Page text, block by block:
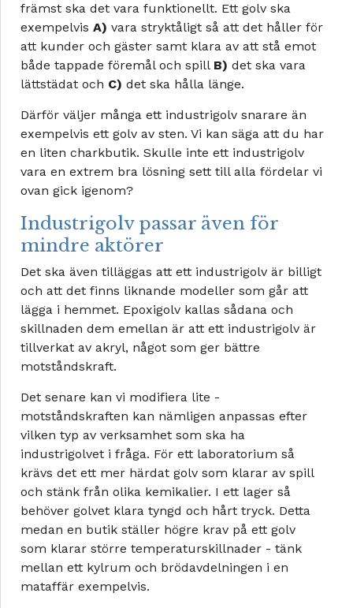
främst ska det vara funktionellt. Ett golv ska
exempelvis A) vara stryktåligt så att det håller för
att kunder och gäster samt klara av att stå emot
både tappade föremål och spill B) det ska vara
lättstädat och C) det ska hålla länge.
Därför väljer många ett industrigolv snarare än
exempelvis ett golv av sten. Vi kan säga att du har
en liten charkbutik. Skulle inte ett industrigolv
vara en extrem bra lösning sett till alla fördelar vi
ovan gick igenom?
Industrigolv passar även för
mindre aktörer
Det ska även tilläggas att ett industrigolv är billigt
och att det finns liknande modeller som går att
lägga i hemmet. Epoxigolv kallas sådana och
skillnaden dem emellan är att ett industrigolv är
tillverkat av akryl, något som ger bättre
motståndskraft.
Det senare kan vi modifiera lite -
motståndskraften kan nämligen anpassas efter
vilken typ av verksamhet som ska ha
industrigolvet i fråga. För ett laboratorium så
krävs det ett mer härdat golv som klarar av spill
och stänk från olika kemikalier. I ett lager så
behöver golvet klara tyngd och hårt tryck. Detta
medan en butik ställer högre krav på ett golv
som klarar större temperaturskillnader - tänk
mellan ett kylrum och brödavdelningen i en
mataffär exempelvis.